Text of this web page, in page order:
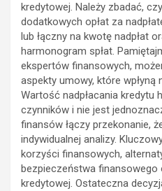
kredytowej. Należy zbadać,
dodatkowych opłat za
lub łączny na kwotę nadpłat
harmonogram spłat.
ekspertów finansowych,
aspekty umowy, które wpłyną
Wartość nadpłacania kredytu
czynników i nie jest
finansów łączy przekonanie,
indywidualnej analizy.
korzyści finansowych,
bezpieczeństwa
kredytowej. Ostateczna